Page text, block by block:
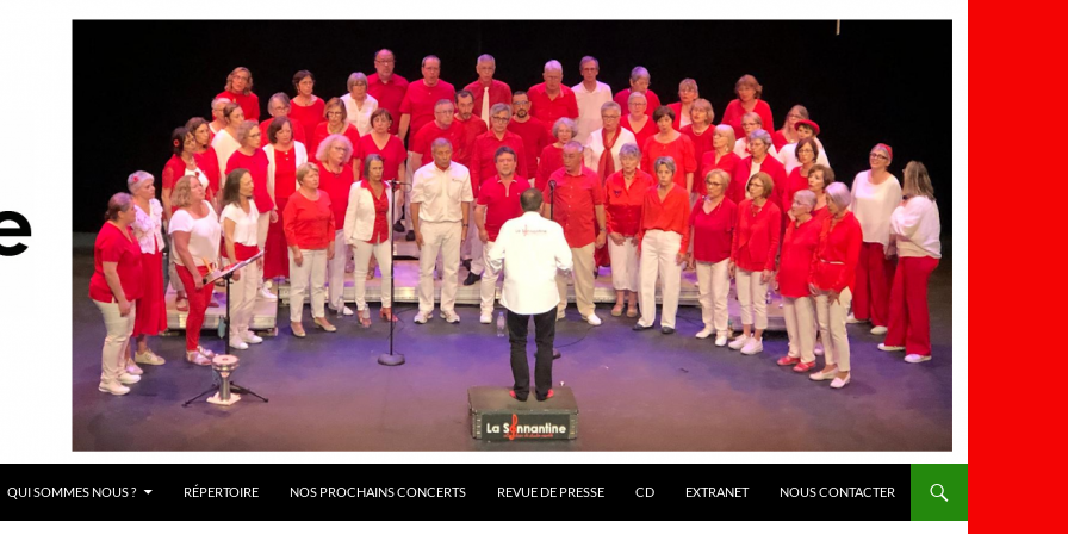
QUI SOMMES NOUS ? RÉPERTOIRE NOS PROCHAINS CONCERTS REVUE DE PRESSE CD EXTRANET NOUS CONTACTER